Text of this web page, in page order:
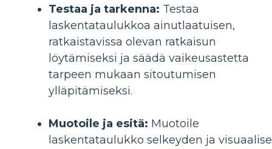
Testaa ja tarkenna: Testaa
laskentataulukkoa ainutlaatuisen,
ratkaistavissa olevan ratkaisun
löytämiseksi ja säädä vaikeusastetta
tarpeen mukaan sitoutumisen
ylläpitämiseksi.
Muotoile ja esitä: Muotoile
laskentataulukko selkeyden ja